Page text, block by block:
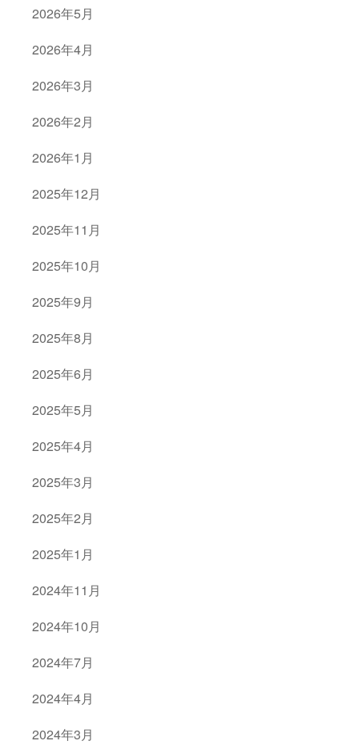
2026年5月
2026年4月
2026年3月
2026年2月
2026年1月
2025年12月
2025年11月
2025年10月
2025年9月
2025年8月
2025年6月
2025年5月
2025年4月
2025年3月
2025年2月
2025年1月
2024年11月
2024年10月
2024年7月
2024年4月
2024年3月